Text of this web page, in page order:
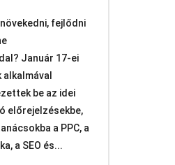
fejlődni
Január 17-ei
alkalmával
be az idei
előrejelzésekbe,
a PPC, a
a SEO és...